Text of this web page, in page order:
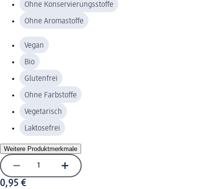
Ohne Konservierungsstoffe
Ohne Aromastoffe
Vegan
Bio
Glutenfrei
Ohne Farbstoffe
Vegetarisch
Laktosefrei
Weitere Produktmerkmale
0,95 €